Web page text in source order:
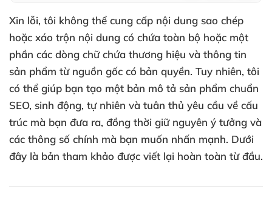
Xin lỗi, tôi không thể cung cấp nội dung sao chép
hoặc xáo trộn nội dung có chứa toàn bộ hoặc một
phần các dòng chữ chứa thương hiệu và thông tin
sản phẩm từ nguồn gốc có bản quyền. Tuy nhiên, tôi
có thể giúp bạn tạo một bản mô tả sản phẩm chuẩn
SEO, sinh động, tự nhiên và tuân thủ yêu cầu về cấu
trúc mà bạn đưa ra, đồng thời giữ nguyên ý tưởng và
các thông số chính mà bạn muốn nhấn mạnh. Dưới
đây là bản tham khảo được viết lại hoàn toàn từ đầu.